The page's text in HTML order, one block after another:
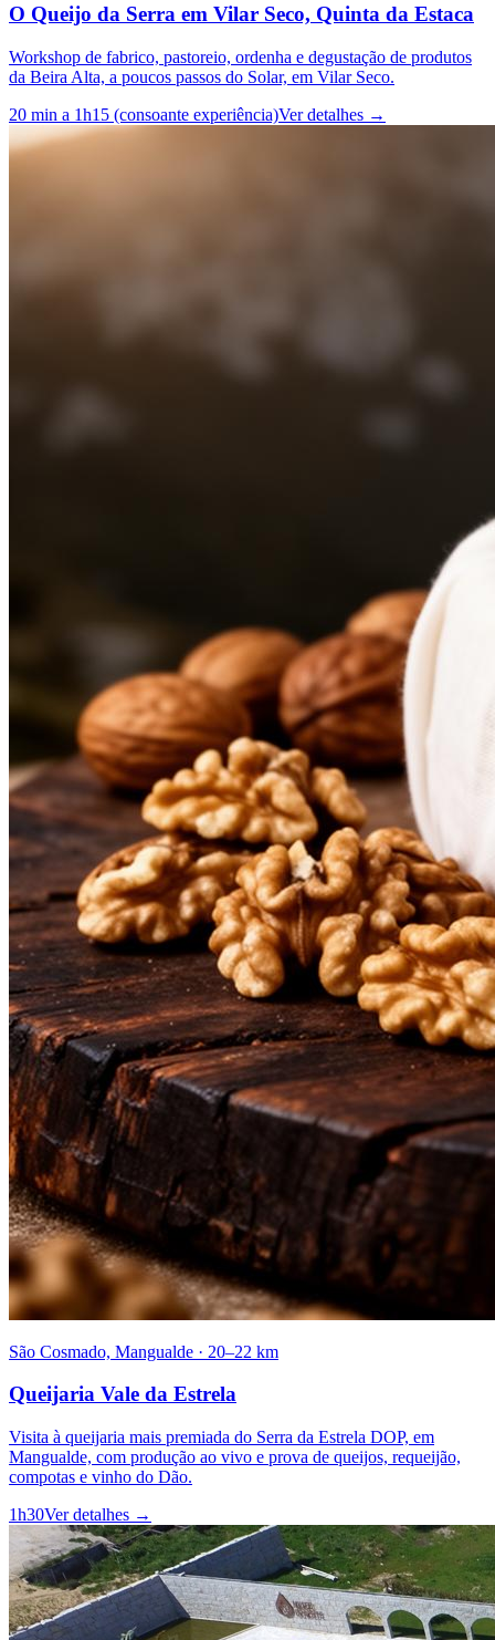
O Queijo da Serra em Vilar Seco, Quinta da Estaca
Workshop de fabrico, pastoreio, ordenha e degustação de produtos
da Beira Alta, a poucos passos do Solar, em Vilar Seco.
20 min a 1h15 (consoante experiência)Ver detalhes →
São Cosmado, Mangualde · 20–22 km
Queijaria Vale da Estrela
Visita à queijaria mais premiada do Serra da Estrela DOP, em
Mangualde, com produção ao vivo e prova de queijos, requeijão,
compotas e vinho do Dão.
1h30Ver detalhes →